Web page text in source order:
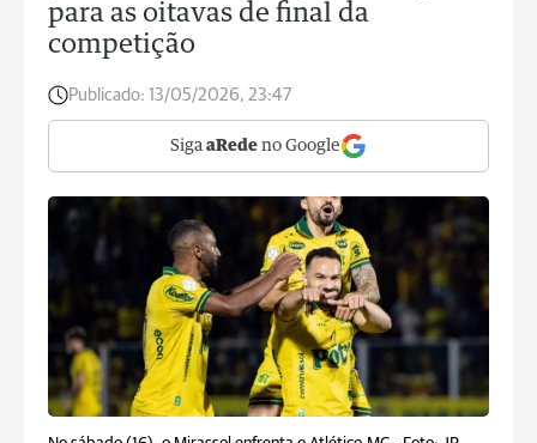
para as oitavas de final da
competição
Publicado: 13/05/2026, 23:47
Siga aRede no Google